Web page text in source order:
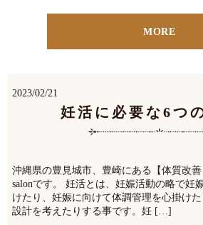
MORE
2023/02/21
妊活に必要な6つ
沖縄県の豊見城市、豊崎にある【体質改善
salonです。 妊活とは、妊娠活動の略で妊
けたり、妊娠に向けて体調管理を心掛け
設計を考えたりする事です。妊 […]